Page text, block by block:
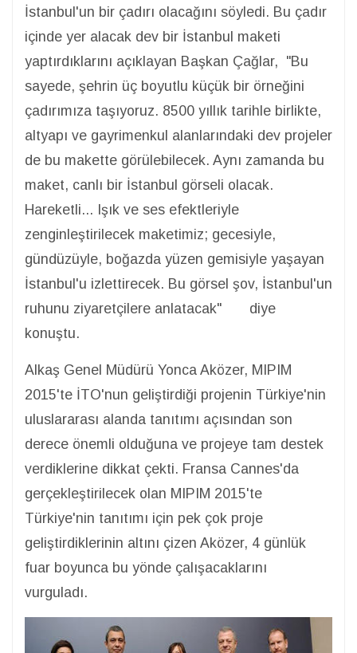
İstanbul'un bir çadırı olacağını söyledi. Bu çadır
içinde yer alacak dev bir İstanbul maketi
yaptırdıklarını açıklayan Başkan Çağlar, "Bu
sayede, şehrin üç boyutlu küçük bir örneğini
çadırımıza taşıyoruz. 8500 yıllık tarihle birlikte,
altyapı ve gayrimenkul alanlarındaki dev projeler
de bu makette görülebilecek. Aynı zamanda bu
maket, canlı bir İstanbul görseli olacak.
Hareketli... Işık ve ses efektleriyle
zenginleştirilecek maketimiz; gecesiyle,
gündüzüyle, boğazda yüzen gemisiyle yaşayan
İstanbul'u izlettirecek. Bu görsel şov, İstanbul'un
ruhunu ziyaretçilere anlatacak" diye
konuştu.
Alkaş Genel Müdürü Yonca Aközer, MIPIM
2015'te İTO'nun geliştirdiği projenin Türkiye'nin
uluslararası alanda tanıtımı açısından son
derece önemli olduğuna ve projeye tam destek
verdiklerine dikkat çekti. Fransa Cannes'da
gerçekleştirilecek olan MIPIM 2015'te
Türkiye'nin tanıtımı için pek çok proje
geliştirdiklerinin altını çizen Aközer, 4 günlük
fuar boyunca bu yönde çalışacaklarını
vurguladı.